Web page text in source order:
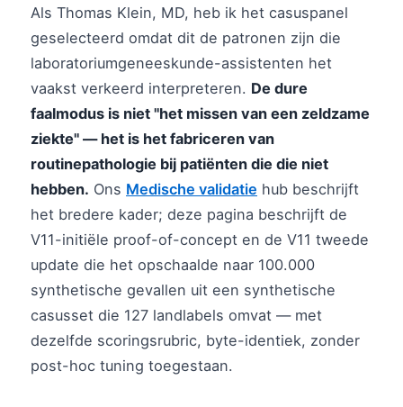
Als Thomas Klein, MD, heb ik het casuspanel
geselecteerd omdat dit de patronen zijn die
laboratoriumgeneeskunde-assistenten het
vaakst verkeerd interpreteren. De dure
faalmodus is niet "het missen van een zeldzame
ziekte" — het is het fabriceren van
routinepathologie bij patiënten die die niet
hebben. Ons Medische validatie hub beschrijft
het bredere kader; deze pagina beschrijft de
V11-initiële proof-of-concept en de V11 tweede
update die het opschaalde naar 100.000
synthetische gevallen uit een synthetische
casusset die 127 landlabels omvat — met
dezelfde scoringsrubric, byte-identiek, zonder
post-hoc tuning toegestaan.